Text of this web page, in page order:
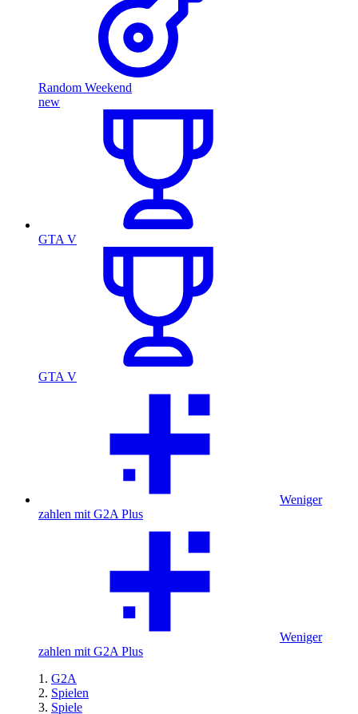
Random Weekend
new
GTA V
GTA V
Weniger
zahlen mit G2A Plus
Weniger
zahlen mit G2A Plus
G2A
Spielen
Spiele